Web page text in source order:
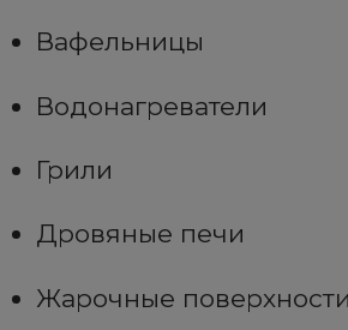
Вафельницы
Водонагреватели
Грили
Дровяные печи
Жарочные поверхности